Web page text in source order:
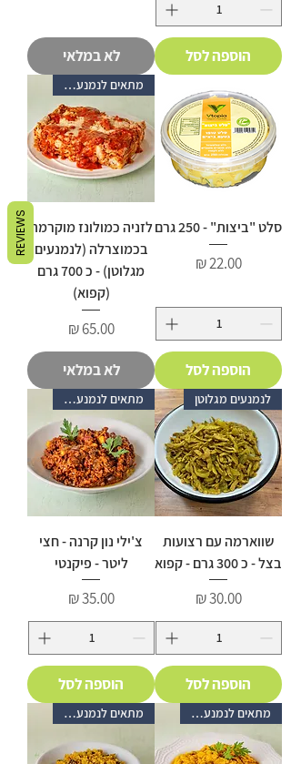
הוספה לסל לא במלאי
סלט "ביצות" - 250 גרם
מחיר‏22.00 ‏₪
הוספה לסל
מתאים לנמנעים מגלוטן
לזניה כמולונז מוקרמת
בכמוצרלה (לנמנעים
מגלוטן) - כ 700 גרם
(קפוא)
מחיר‏65.00 ‏₪
לא במלאי
לנמנעים מגלוטן
שווארמה עם רצועות
בצל - כ 300 גרם - קפוא
מחיר‏30.00 ‏₪
הוספה לסל
מתאים לנמנעים מגלוטן
צ'ילי נון קרנה - חצי
ליטר - פיקנטי
מחיר‏35.00 ‏₪
הוספה לסל
מתאים לנמנעים מגלוטן מתאים לנמנעים מגלוטן
REVIEWS